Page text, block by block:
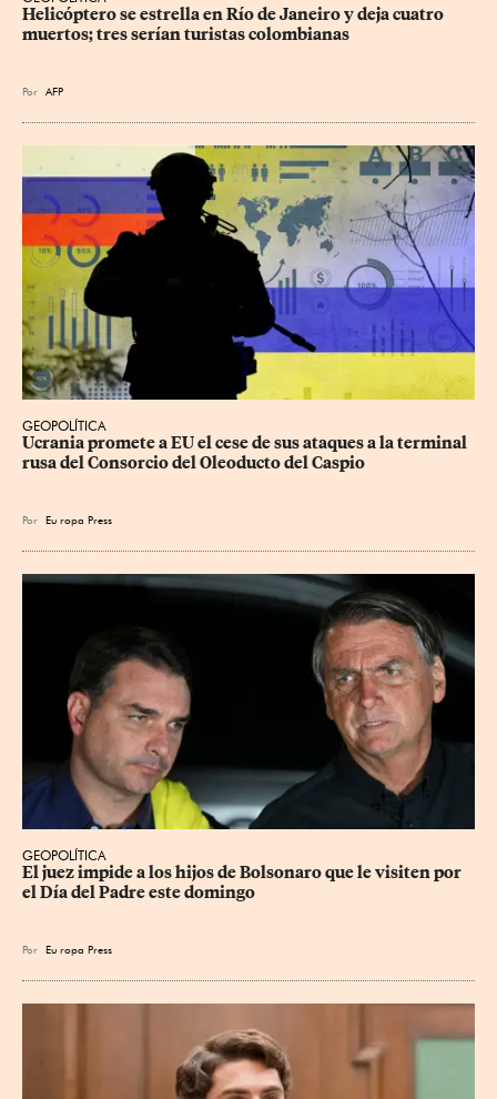
Helicóptero se estrella en Río de Janeiro y deja cuatro
muertos; tres serían turistas colombianas
Por AFP
GEOPOLÍTICA
Ucrania promete a EU el cese de sus ataques a la terminal
rusa del Consorcio del Oleoducto del Caspio
Por Eu ropa Press
GEOPOLÍTICA
El juez impide a los hijos de Bolsonaro que le visiten por
el Día del Padre este domingo
Por Eu ropa Press